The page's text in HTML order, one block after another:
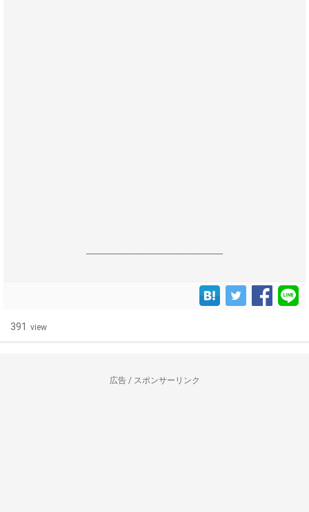
------------------------------------------------------------------
391 view
広告 / スポンサーリンク